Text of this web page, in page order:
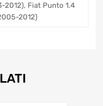
2012), Fiat Punto 1.4
2012)